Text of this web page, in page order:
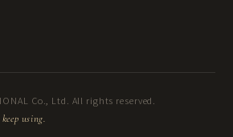
Co., Ltd. All rights reserved.
using.